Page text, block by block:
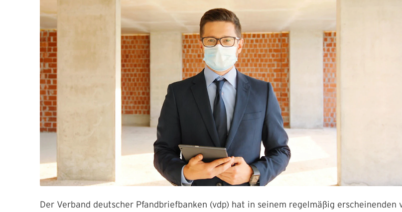
Der Verband deutscher Pfandbriefbanken (vdp) hat in seinem regelmäßig erscheinenden